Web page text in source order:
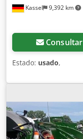
Kassel 9,392 km
Consultar
Estado: usado,